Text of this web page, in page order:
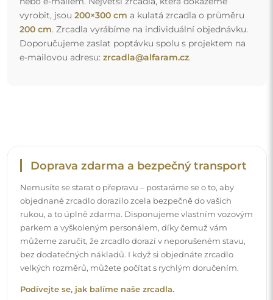
bez dodatečných nákladů. I když si objednáte zrcadlo
velkých rozměrů, můžete počítat s rychlým doručením.
Podívejte se, jak balíme naše zrcadla.
Snadná montáž
Zajišťujeme výrobu a dodání zrcadel, zatímco montáž je
na vaší straně. Vzhledem ke specifičnosti každého prostoru
nenabízíme standardní montážní příslušenství. To vám
nejlépe vyhovují vašim stěnám a potřebám.